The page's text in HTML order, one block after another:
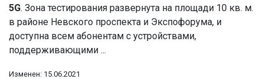
5G. Зона тестирования развернута на площади 10 кв. м.
в районе Невского проспекта и Экспофорума, и
доступна всем абонентам с устройствами,
поддерживающими ...
Изменен: 15.06.2021